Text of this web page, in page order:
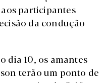
participantes
da condução
dia 10, os amantes
terão um ponto de